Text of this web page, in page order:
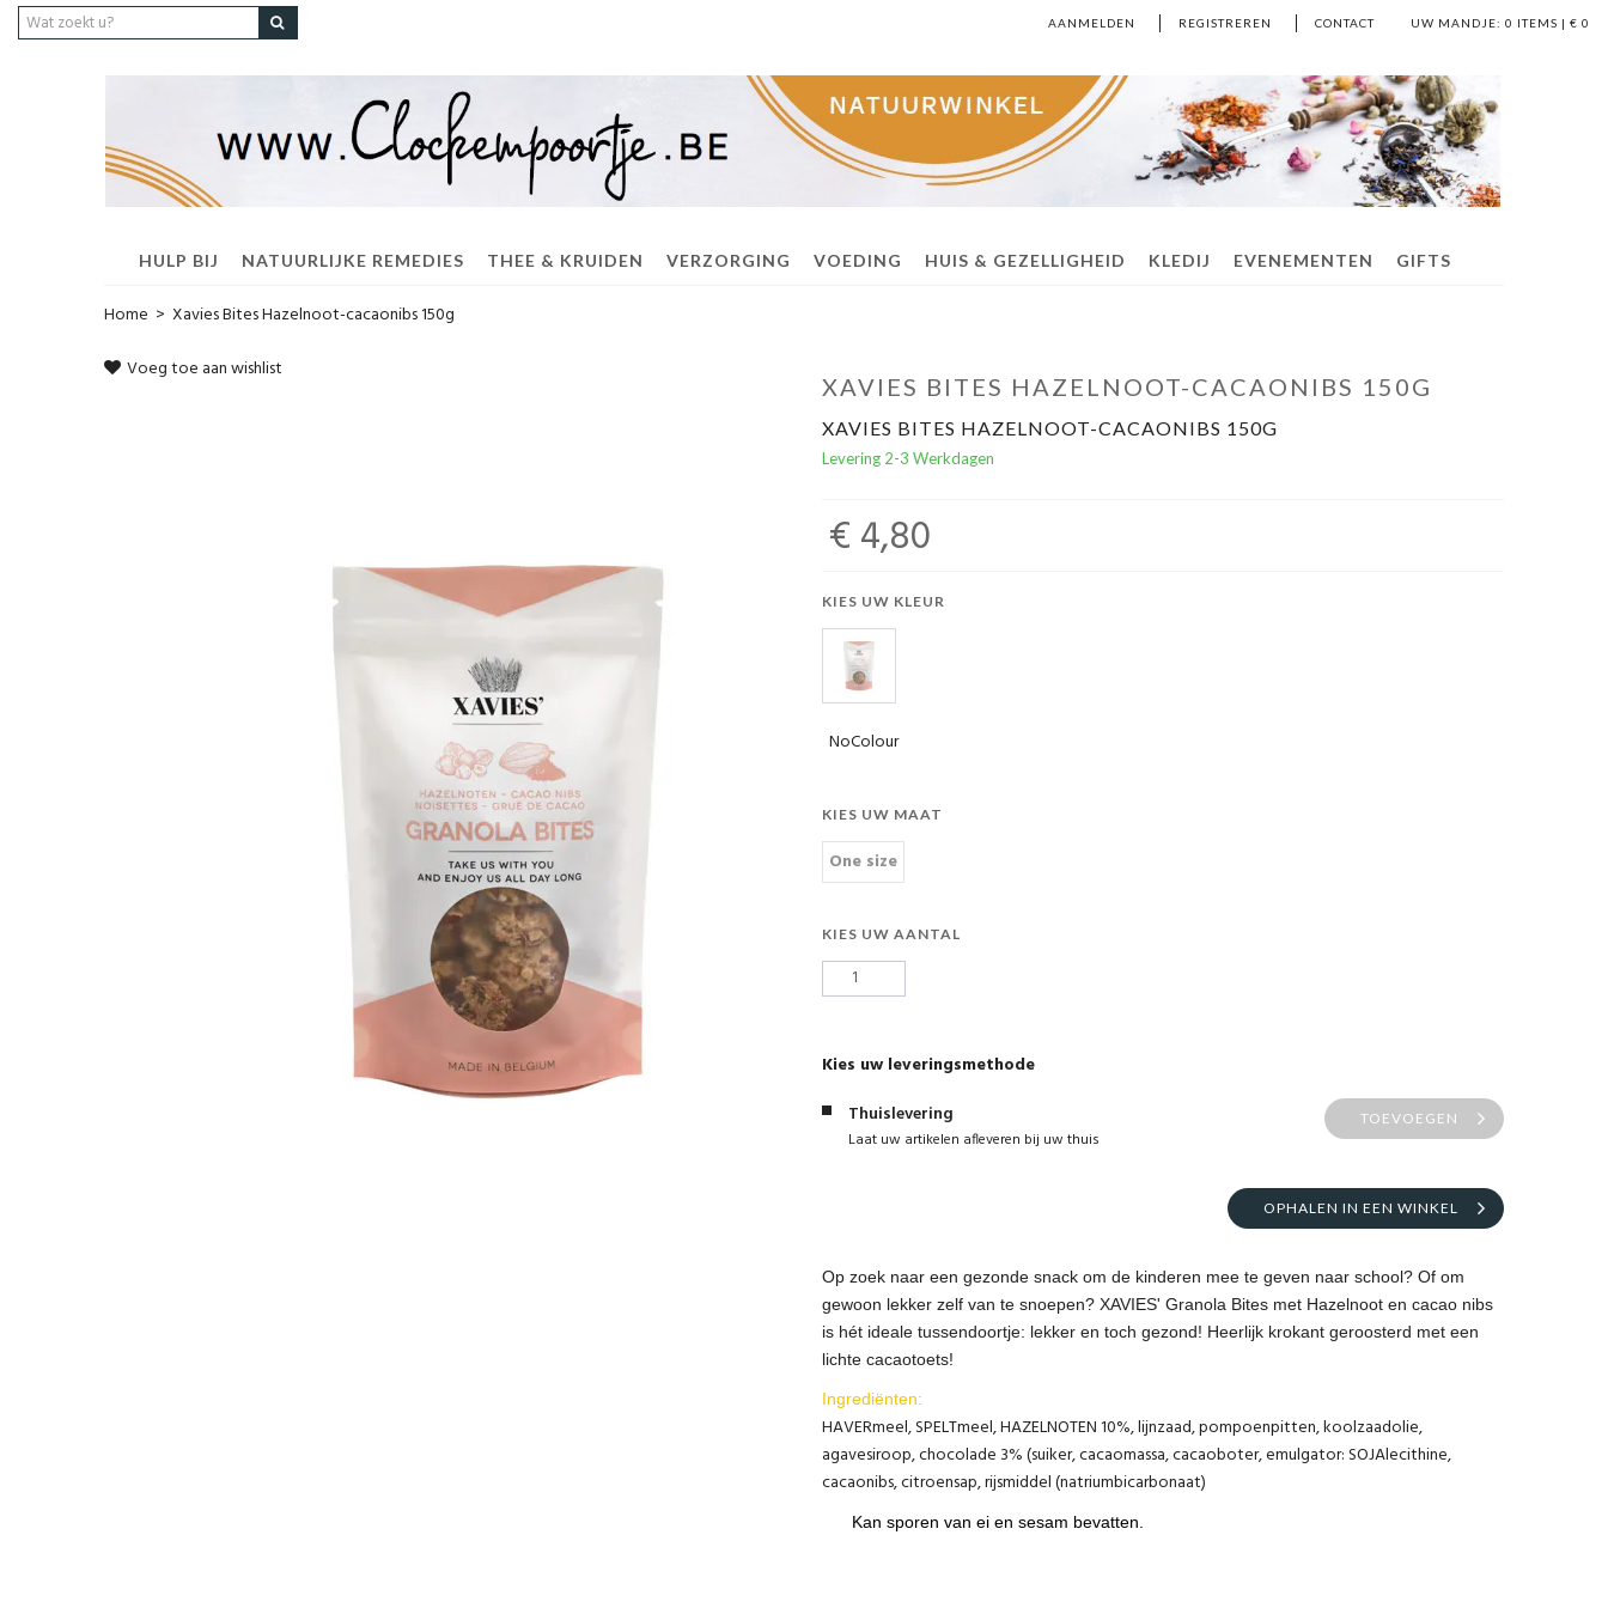
UW MANDJE: 0 ITEMS | € 0
AANMELDEN REGISTREREN CONTACT
HULP BIJ NATUURLIJKE REMEDIES THEE & KRUIDEN VERZORGING VOEDING HUIS & GEZELLIGHEID KLEDIJ EVENEMENTEN GIFTS
Home > Xavies Bites Hazelnoot-cacaonibs 150g
Voeg toe aan wishlist
XAVIES BITES HAZELNOOT-CACAONIBS 150G
XAVIES BITES HAZELNOOT-CACAONIBS 150G
Levering 2-3 Werkdagen
€ 4,80
KIES UW KLEUR
NoColour
KIES UW MAAT
One size
KIES UW AANTAL
Kies uw leveringsmethode
Thuislevering
Laat uw artikelen afleveren bij uw thuis
TOEVOEGEN
OPHALEN IN EEN WINKEL
Op zoek naar een gezonde snack om de kinderen mee te geven naar school? Of om
gewoon lekker zelf van te snoepen? XAVIES' Granola Bites met Hazelnoot en cacao nibs
is hét ideale tussendoortje: lekker en toch gezond! Heerlijk krokant geroosterd met een
lichte cacaotoets!
Ingrediënten:
HAVERmeel, SPELTmeel, HAZELNOTEN 10%, lijnzaad, pompoenpitten, koolzaadolie,
agavesiroop, chocolade 3% (suiker, cacaomassa, cacaoboter, emulgator: SOJAlecithine,
cacaonibs, citroensap, rijsmiddel (natriumbicarbonaat)
Kan sporen van ei en sesam bevatten.